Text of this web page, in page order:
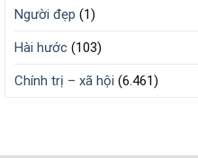
Người đẹp (1)
Hài hước (103)
Chính trị – xã hội (6.461)